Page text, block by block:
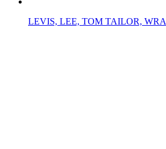
LEVIS, LEE, TOM TAILOR,